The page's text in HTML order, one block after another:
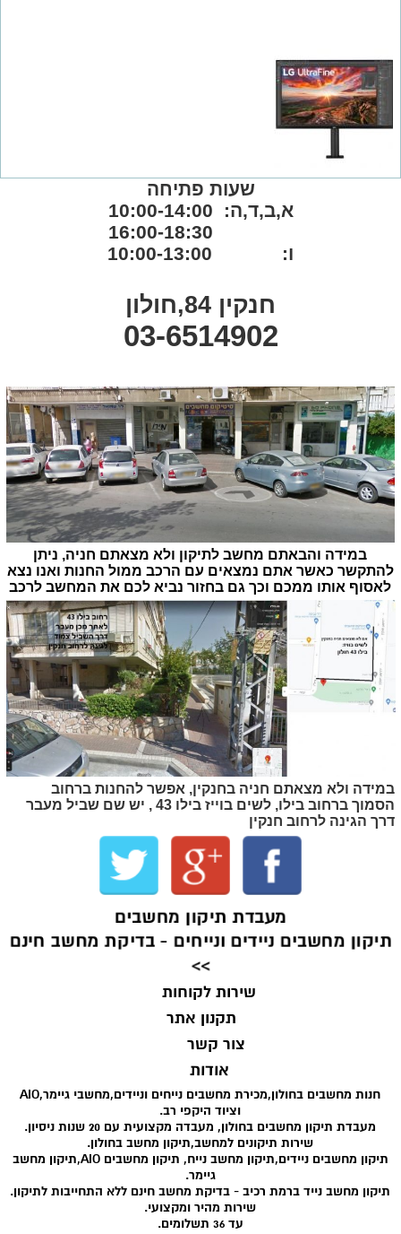
צור קשר
אודות
תקנון אתר
שירות לקוחות
חנות מחשבים בחולון,מכירת מחשבים נייחים וניידים,מחשבי גיימר,AIO
וציוד היקפי רב.
מעבדת תיקון מחשבים בחולון, מעבדה מקצועית עם 20 שנות ניסיון.
שירות תיקונים למחשב,תיקון מחשב בחולון.
תיקון מחשבים ניידים,תיקון מחשב נייח, תיקון מחשבים AIO,תיקון מחשב
גיימר.
תיקון מחשב נייד ברמת רכיב - בדיקת מחשב חינם ללא התחייבות לתיקון.
שירות מהיר ומקצועי.
עד 36 תשלומים.
מעבדת תיקון מחשבים
תיקון מחשבים ניידים ונייחים - בדיקת מחשב חינם
>>
במידה והבאתם מחשב לתיקון ולא מצאתם חניה, ניתן
להתקשר כאשר אתם נמצאים עם הרכב ממול החנות ואנו נצא
לאסוף אותו ממכם וכך גם בחזור נביא לכם את המחשב לרכב
במידה ולא מצאתם חניה בחנקין, אפשר להחנות ברחוב
הסמוך ברחוב בילו, לשים בוייז בילו 43 , יש שם שביל מעבר
דרך הגינה לרחוב חנקין
שעות פתיחה
א,ב,ד,ה: 10:00-14:00
ו: 10:00-13:00
חנקין 84,חולון
03-6514902